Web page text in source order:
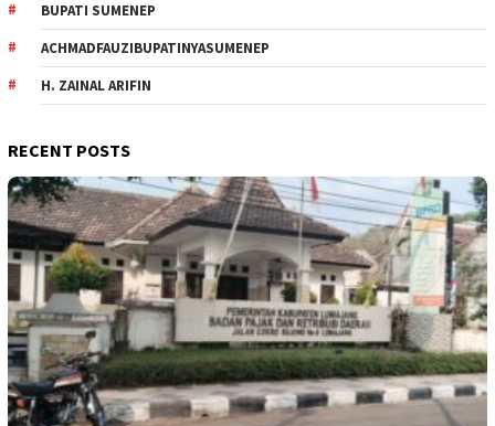
BUPATI SUMENEP
ACHMADFAUZIBUPATINYASUMENEP
H. ZAINAL ARIFIN
RECENT POSTS